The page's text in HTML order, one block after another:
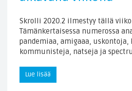
Skrolli 2020.2 ilmestyy tällä
Tämänkertaisessa numerossa
pandemiaa, amigaaa,
kommunisteja, natseja ja
Lue lisää